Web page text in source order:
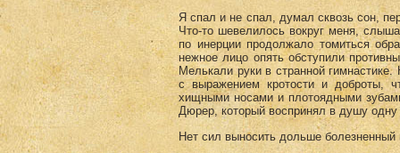
Я спал и не спал, думал сквозь сон,
Что-то шевелилось вокруг меня,
по инерции продолжало томиться
нежное лицо опять обступили
Мелькали руки в странной
с выражением кротости и доброты,
хищными носами и плотоядными
Дюрер, который воспринял в душу
Нет сил выносить дольше